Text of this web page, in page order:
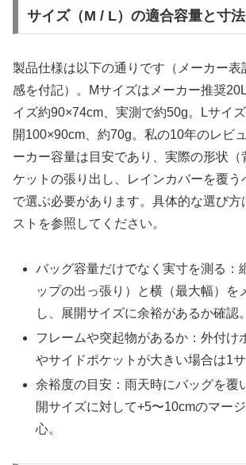
サイズ（M / L）の適合容量と寸
製品仕様は以下の通りです（メーカー表
感を付記）。Mサイズはメーカー推奨
イズ約90×74cm、実測で約50g。Lサイ
開100×90cm、約70g。私の10年のレビ
ーカー容量は目安であり、実際の形状（
ケットの張り出し、レインカバーを覆う
で選ぶ必要があります。具体的な選び方
ストを参照してください。
バッグ容量だけでなく実寸を測る：
ップの出っ張り）と横（最大幅）を
し、展開サイズに余裕があるか確認。
フレームや突起物があるか：外付け
やサイドポケットが大きい場合は1サ
余裕度の目安：雨天時にバッグを覆
開サイズに対して+5〜10cmのマー
心。